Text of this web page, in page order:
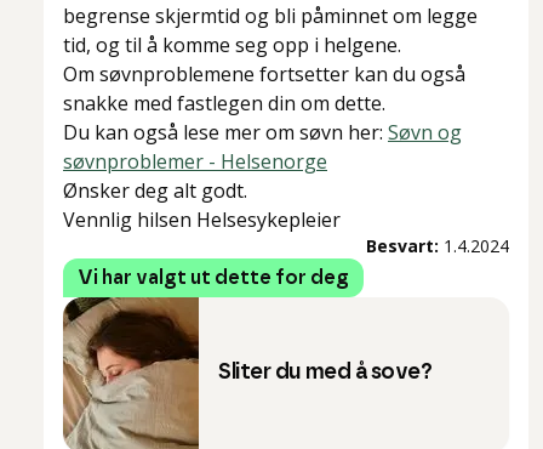
begrense skjermtid og bli påminnet om legge
tid, og til å komme seg opp i helgene.
Om søvnproblemene fortsetter kan du også
snakke med fastlegen din om dette.
Du kan også lese mer om søvn her: Søvn og
søvnproblemer - Helsenorge
Ønsker deg alt godt.
Vennlig hilsen Helsesykepleier
Besvart: 1.4.2024
Vi har valgt ut dette for deg
Sliter du med å sove?